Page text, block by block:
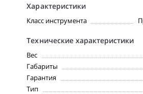
Характеристики
Класс инструмента
Технические характеристики
Вес
Габариты
Гарантия
Тип